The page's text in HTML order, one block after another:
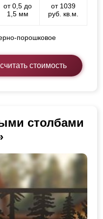
от 0,5 до
1,5 мм
от 1039
руб. кв.м.
порошковое
стоимость
столбами